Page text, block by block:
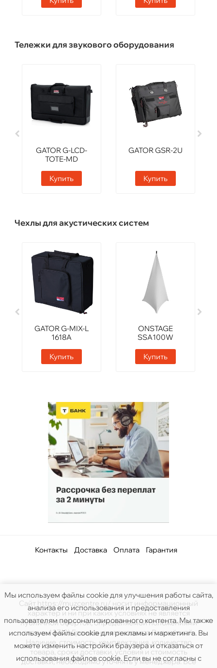
Тележки для звукового оборудования
GATOR G-LCD-
TOTE-MD
Купить
GATOR GSR-2U
Купить
Чехлы для акустических систем
GATOR G-MIX-L
1618A
Купить
ONSTAGE
SSA100W
Купить
Контакты Доставка Оплата Гарантия
Сайт https://muzcentre.ru/ носит информационный
характер и ни при каких условиях не является
публичной офертой, определяемой положениями
статьи 437(2) Гражданского кодекса Российской.
Наличие, стоимость, комплектация, количество
товара, сроки доставки, условия и стоимость
доставки, необходимо уточнять у менеджера. Все
Мы используем файлы cookie для улучшения работы сайта,
анализа его использования и предоставления
пользователям персонализированного контента. Мы также
используем файлы cookie для рекламы и маркетинга. Вы
можете изменить настройки браузера и отказаться от
использования файлов cookie. Если вы не согласны с